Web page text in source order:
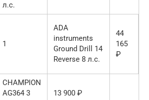
л.с.
1
ADA
instruments
Ground Drill 14
Reverse 8 л.с.
44
165
₽
CHAMPION
AG364 3
13 900 ₽